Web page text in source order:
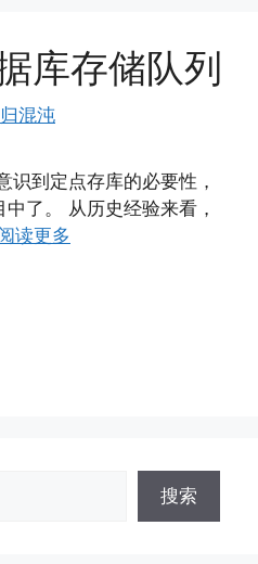
库存储队列
混沌
识到定点存库的必要性，
了。 从历史经验来看，
读更多
搜索